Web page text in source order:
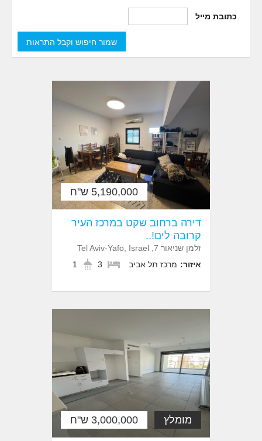
כתובת מייל
5,190,000 ש"ח
דירה ברחוב שקט במרכז העיר
קרובה לים!..
זלמן שניאור 7, Tel Aviv-Yafo, Israel
איזור: מרכז תל אביב 3
1
3,000,000 ש"ח מומלץ